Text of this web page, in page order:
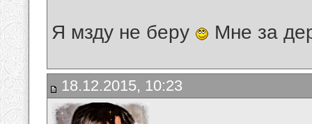
Я мзду не беру Мне за
18.12.2015, 10:23